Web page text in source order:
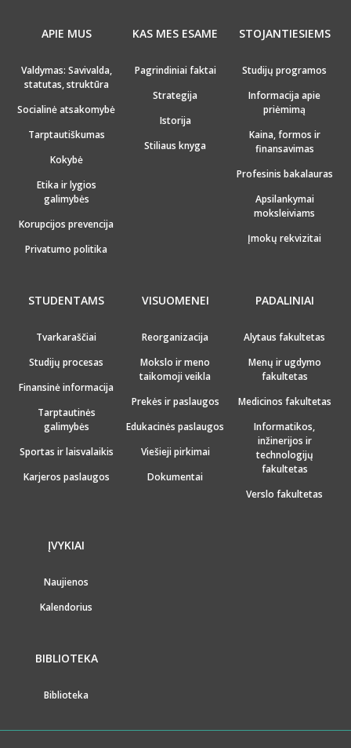
APIE MUS
Valdymas: Savivalda,
statutas, struktūra
Socialinė atsakomybė
Tarptautiškumas
Kokybė
Etika ir lygios
galimybės
Korupcijos prevencija
Privatumo politika
KAS MES ESAME
Pagrindiniai faktai
Strategija
Istorija
Stiliaus knyga
STOJANTIESIEMS
Studijų programos
Informacija apie
priėmimą
Kaina, formos ir
finansavimas
Profesinis bakalauras
Apsilankymai
moksleiviams
Įmokų rekvizitai
STUDENTAMS
Tvarkaraščiai
Studijų procesas
Finansinė informacija
Tarptautinės
galimybės
Sportas ir laisvalaikis
Karjeros paslaugos
VISUOMENEI
Reorganizacija
Mokslo ir meno
taikomoji veikla
Prekės ir paslaugos
Edukacinės paslaugos
Viešieji pirkimai
Dokumentai
PADALINIAI
Alytaus fakultetas
Menų ir ugdymo
fakultetas
Medicinos fakultetas
Informatikos,
inžinerijos ir
technologijų
fakultetas
Verslo fakultetas
ĮVYKIAI
Naujienos
Kalendorius
BIBLIOTEKA
Biblioteka